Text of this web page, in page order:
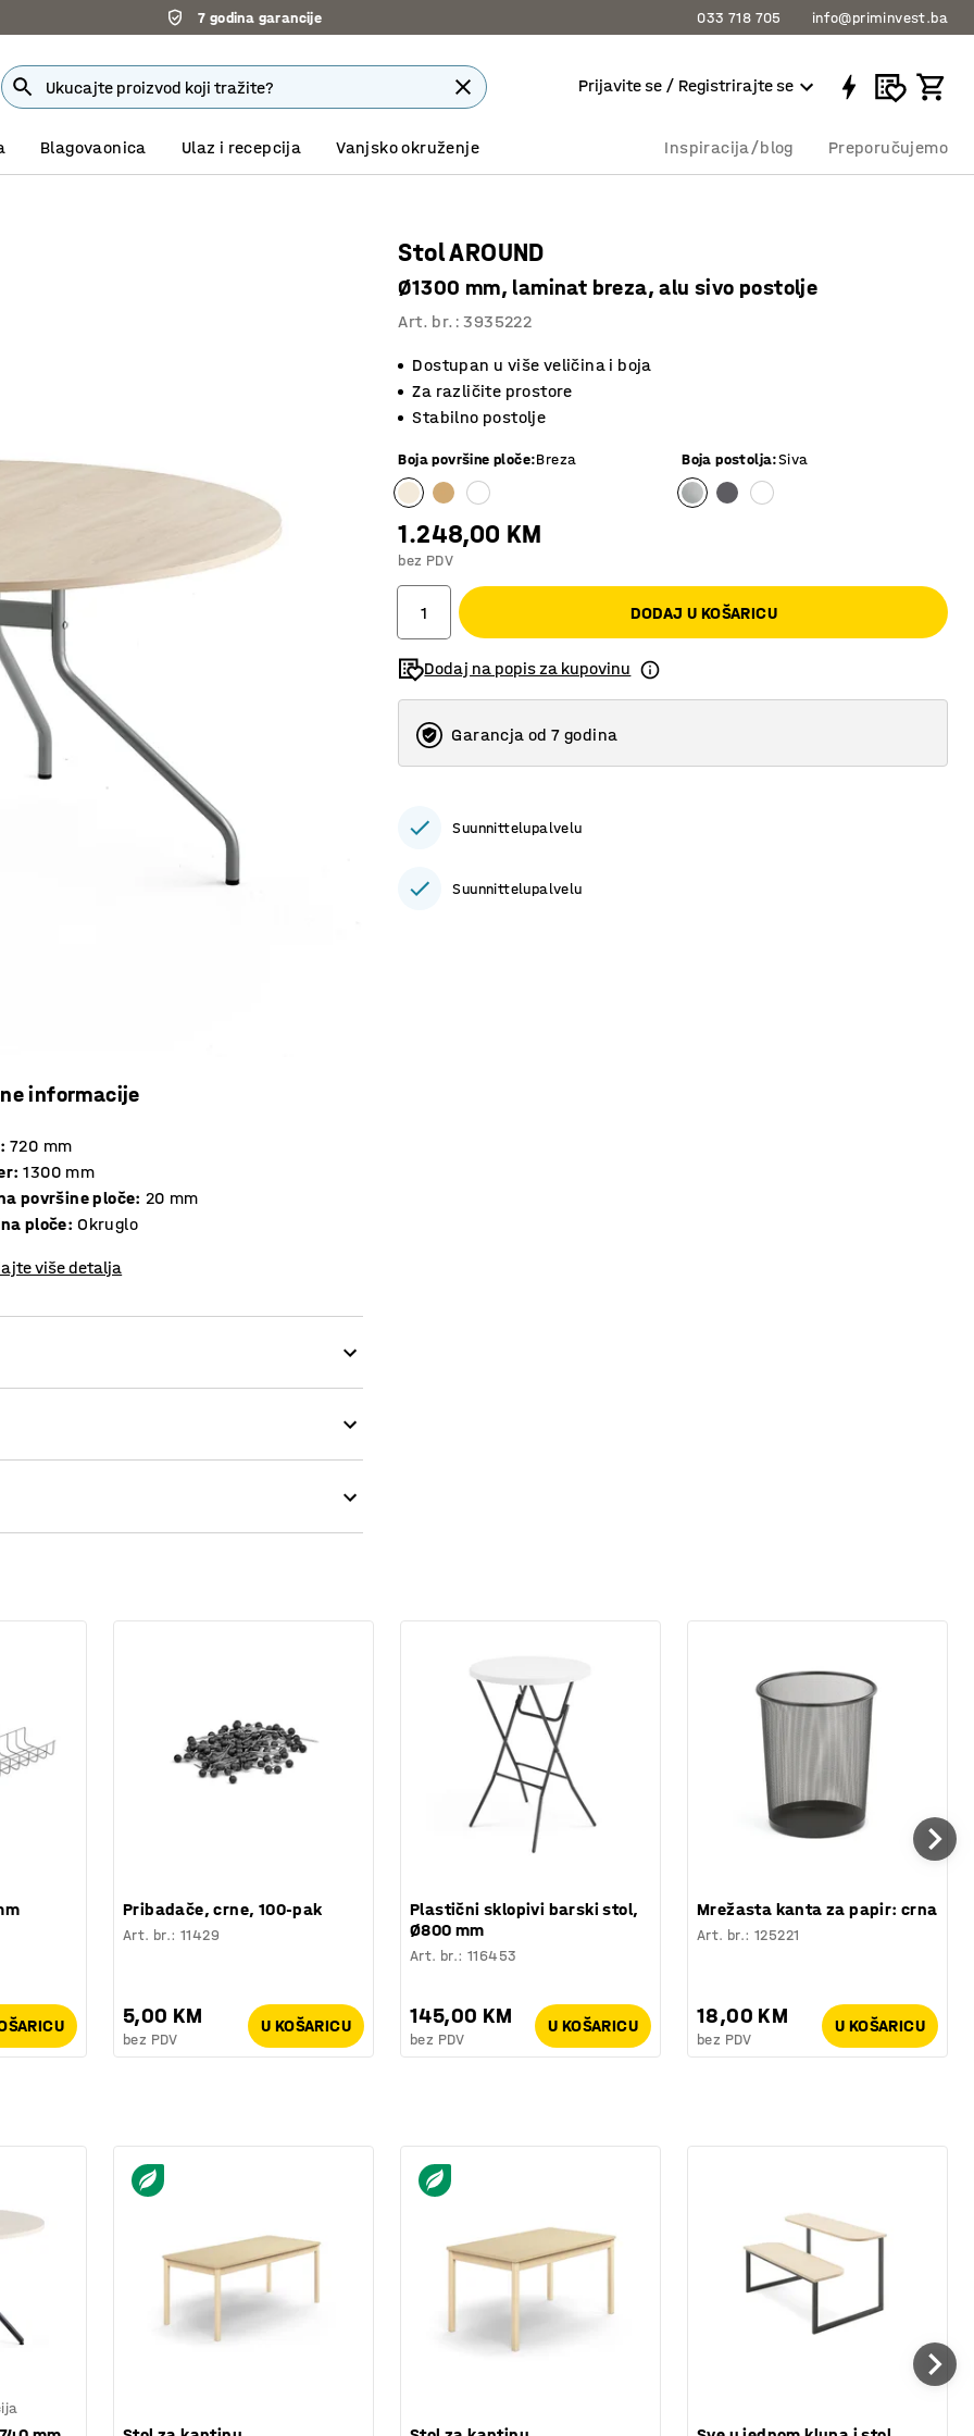
Isporuka po dogovoru
7 godina garancije
033 718 705 info@priminvest.ba
Prijavite se / Registrirajte se
Blagovaonica Ulaz i recepcija Vanjsko okruženje Inspiracija/blog Preporučujemo
informacije
: 720 mm
: 1300 mm
Debljina površine ploče: 20 mm
ploče: Okruglo
više detalja
postavljene tako da prižaju dovoljno
Stol AROUND
Ø1300 mm, laminat breza, alu sivo postolje
Art. br. :3935222
Dostupan u više veličina i boja
Za različite prostore
Stabilno postolje
Boja površine ploče:Breza Boja postolja:Siva
1.248,00 KM
bez PDV
DODAJ U KOŠARICU
Dodaj na popis za kupovinu
Garancja od 7 godina
Suunnittelupalvelu
Suunnittelupalvelu
Pribadače, crne, 100-pak
Art. br.:11429
5,00 KM
bez PDV
U KOŠARICU
Plastični sklopivi barski stol,
Ø800 mm
Art. br.:116453
145,00 KM
bez PDV
U KOŠARICU
Mrežasta kanta za papir: crna
Art. br.:125221
18,00 KM
bez PDV
U KOŠARICU